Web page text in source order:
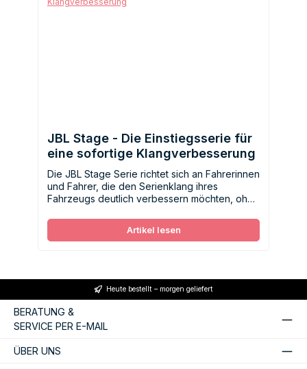
JBL Stage - Die Einstiegsserie für
eine sofortige Klangverbesserung
Die JBL Stage Serie richtet sich an Fahrerinnen
und Fahrer, die den Serienklang ihres
Fahrzeugs deutlich verbessern möchten, ohne
Artikel lesen
Heute bestellt – morgen geliefert
BERATUNG &
SERVICE PER E-MAIL
ÜBER UNS